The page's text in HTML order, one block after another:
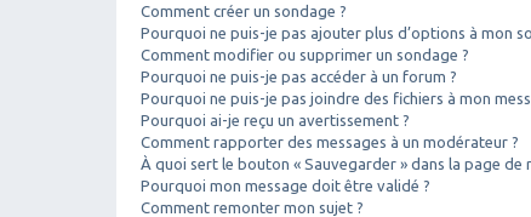
Comment créer un sondage ?
Pourquoi ne puis-je pas ajouter plus d’options à mon
Comment modifier ou supprimer un sondage ?
Pourquoi ne puis-je pas accéder à un forum ?
Pourquoi ne puis-je pas joindre des fichiers à mon
Pourquoi ai-je reçu un avertissement ?
Comment rapporter des messages à un modérateur ?
À quoi sert le bouton « Sauvegarder » dans la page de
Pourquoi mon message doit être validé ?
Comment remonter mon sujet ?